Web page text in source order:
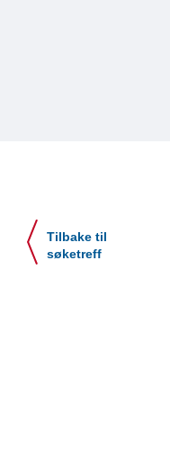
Tilbake til
søketreff